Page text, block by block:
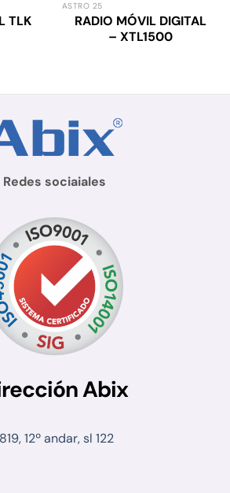
TLK
ASTRO 25
RADIO MÓVIL DIGITAL
– XTL1500
Redes sociaiales
Abix
12º andar, sl 122